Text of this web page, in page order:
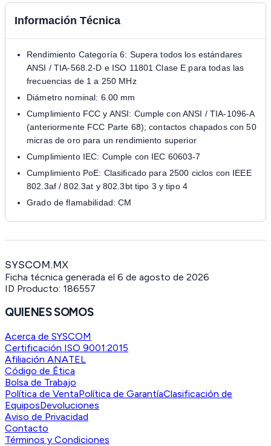
Información Técnica
Rendimiento Categoría 6: Supera todos los estándares
ANSI / TIA-568.2-D e ISO 11801 Clase E para todas las
frecuencias de 1 a 250 MHz
Diámetro nominal: 6.00 mm
Cumplimiento FCC y ANSI: Cumple con ANSI / TIA-1096-A
(anteriormente FCC Parte 68); contactos chapados con 50
micras de oro para un rendimiento superior
Cumplimiento IEC: Cumple con IEC 60603-7
Cumplimiento PoE: Clasificado para 2500 ciclos con IEEE
802.3af / 802.3at y 802.3bt tipo 3 y tipo 4
Grado de flamabilidad: CM
SYSCOM.MX
Ficha técnica generada el 6 de agosto de 2026
ID Producto: 186557
QUIENES SOMOS
Acerca de SYSCOM
Certificación ISO 9001:2015
Afiliación ANATEL
Código de Ética
Bolsa de Trabajo
Política de VentaPolítica de GarantíaClasificación de
EquiposDevoluciones
Aviso de Privacidad
Contacto
Términos y Condiciones